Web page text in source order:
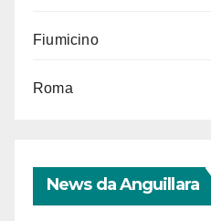
Fiumicino
Roma
News da Anguillara